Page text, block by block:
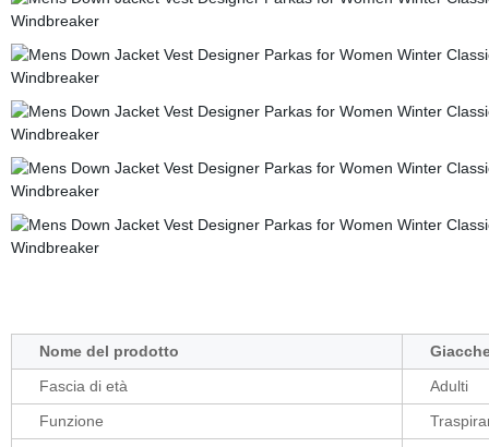
Nome del prodotto
Fascia di età
Adulti
Funzione